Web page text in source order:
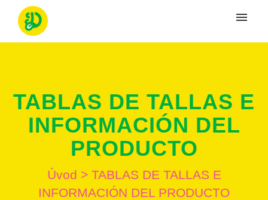
Prihlásenie
TABLAS DE TALLAS E
INFORMACIÓN DEL
PRODUCTO
Úvod > TABLAS DE TALLAS E
INFORMACIÓN DEL PRODUCTO